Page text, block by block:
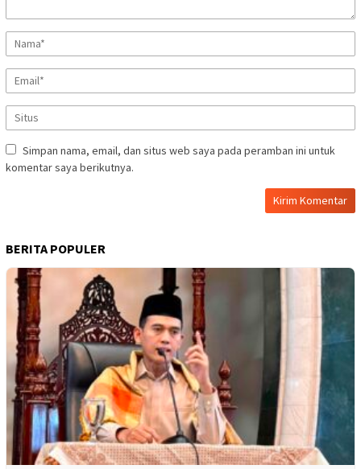
Simpan nama, email, dan situs web saya pada peramban ini untuk
komentar saya berikutnya.
BERITA POPULER